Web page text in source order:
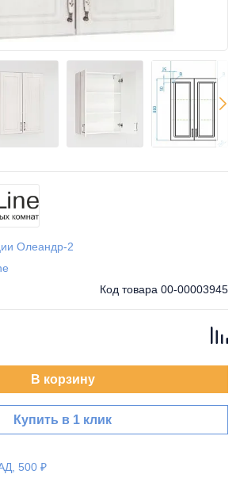
Олеандр-2
Код товара 00-00003945
В корзину
Купить в 1 клик
500 ₽